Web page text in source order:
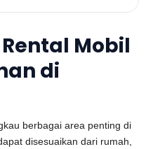
Mobil
di
berbagai area penting di
disesuaikan dari rumah,